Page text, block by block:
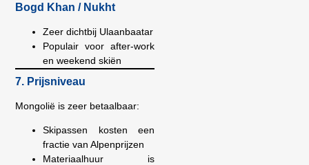
Bogd Khan / Nukht
Zeer dichtbij Ulaanbaatar
Populair voor after-work
en weekend skiën
7. Prijsniveau
Mongolië is zeer betaalbaar:
Skipassen kosten een
fractie van Alpenprijzen
Materiaalhuur is